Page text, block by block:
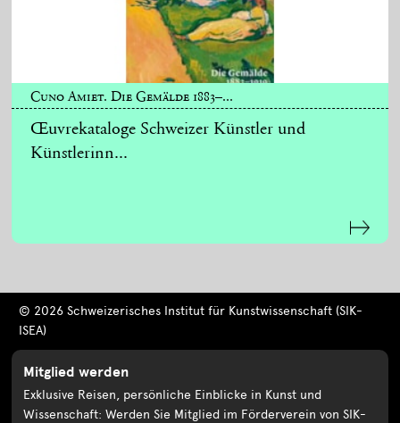
Cuno Amiet. Die Gemälde 1883–...
Œuvrekataloge Schweizer Künstler und
Künstlerinn...
© 2026 Schweizerisches Institut für Kunstwissenschaft (SIK-
ISEA)
Mitglied werden
Exklusive Reisen, persönliche Einblicke in Kunst und
Wissenschaft: Werden Sie Mitglied im Förderverein von SIK-